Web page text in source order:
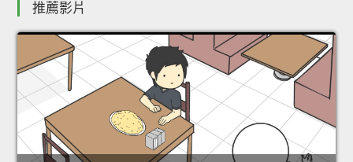
推薦影片